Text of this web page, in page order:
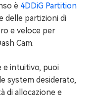
è 4DDiG Partition
delle partizioni di
e veloce per
Cam.
e intuitivo, puoi
system desiderato,
di allocazione e